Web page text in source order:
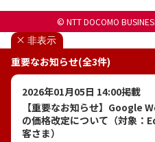
重要なお知らせ(全3件)
2026年01月05日 14:00掲載
【重要なお知らせ】Google
の価格改定について（対象
客さま）
非表示
© NTT DOCOMO